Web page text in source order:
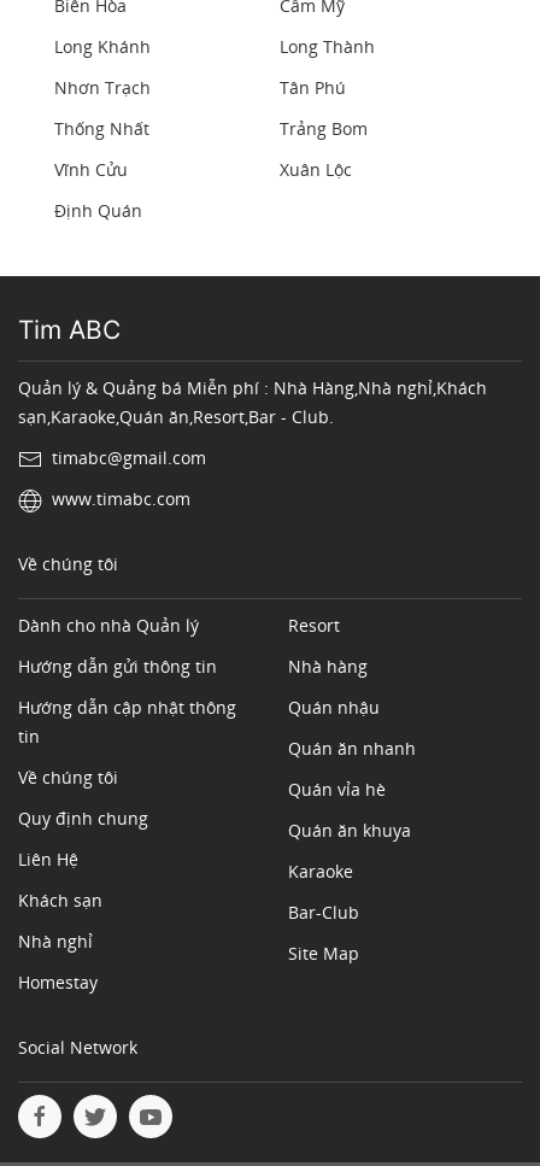
Biên Hòa
Cẩm Mỹ
Long Khánh
Long Thành
Nhơn Trạch
Tân Phú
Thống Nhất
Trảng Bom
Vĩnh Cửu
Xuân Lộc
Định Quán
Tim ABC
Quản lý & Quảng bá Miễn phí : Nhà Hàng,Nhà nghỉ,Khách
sạn,Karaoke,Quán ăn,Resort,Bar - Club.
timabc@gmail.com
www.timabc.com
Về chúng tôi
Dành cho nhà Quản lý
Hướng dẫn gửi thông tin
Hướng dẫn cập nhật thông
tin
Về chúng tôi
Quy định chung
Liên Hệ
Khách sạn
Nhà nghỉ
Homestay
Resort
Nhà hàng
Quán nhậu
Quán ăn nhanh
Quán vỉa hè
Quán ăn khuya
Karaoke
Bar-Club
Site Map
Social Network